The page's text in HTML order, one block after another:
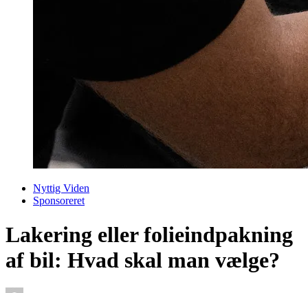
Nyttig Viden
Sponsoreret
Lakering eller folieindpakning
af bil: Hvad skal man vælge?